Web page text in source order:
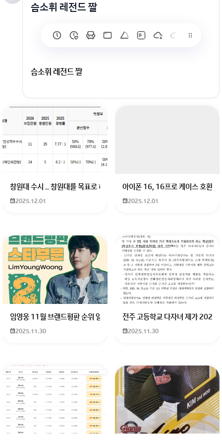
슴소휘 레전드 짤
슴소휘 레전드 짤
회원가입 혹은 광고 [X]를 누르면 내용이 보입니다
창원대 수시 .. 창원대를 목표로 하고 있는 09년생입니다 지금 제 내신이 5
2025.12.01
아이폰 16, 16프로 케이스 호환
2025.12.01
임영웅 11월 브랜드평판 순위 알고싶어요 임영웅 11월 브랜드평판에서
2025.11.30
전주 고등학교 다자녀 제가 2027
2025.11.30